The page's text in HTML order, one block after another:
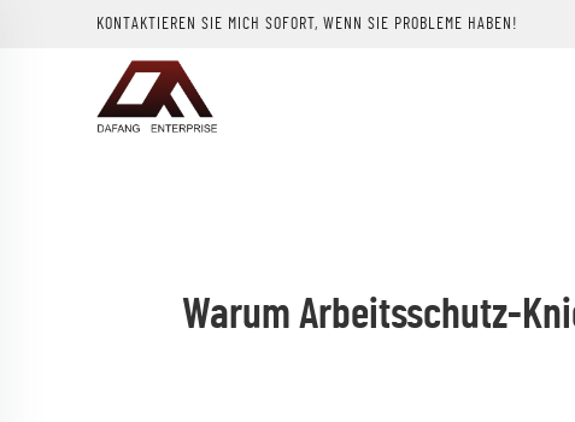
KONTAKTIEREN SIE MICH SOFORT, WENN SIE PROBLEME HABEN!
Warum Arbeitsschutz-